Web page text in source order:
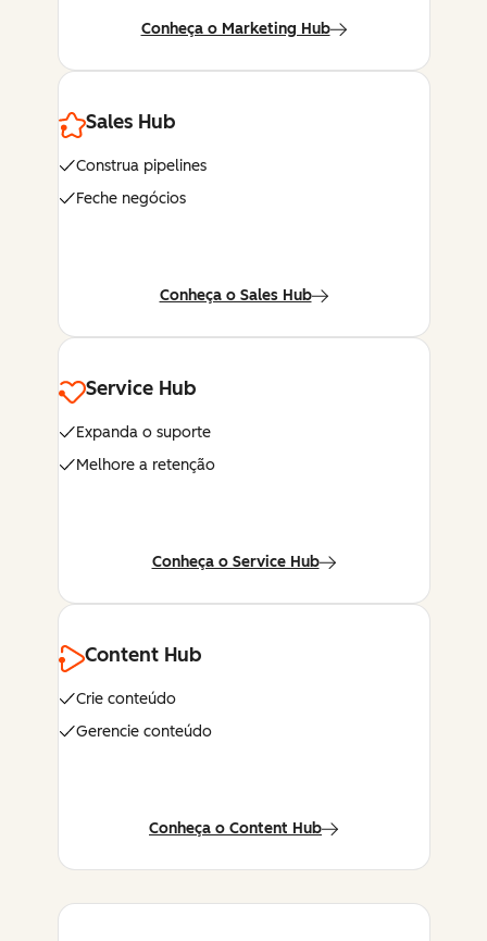
Conheça o Marketing Hub
Sales Hub
Construa pipelines
Feche negócios
Conheça o Sales Hub
Service Hub
Expanda o suporte
Melhore a retenção
Conheça o Service Hub
Content Hub
Crie conteúdo
Gerencie conteúdo
Conheça o Content Hub